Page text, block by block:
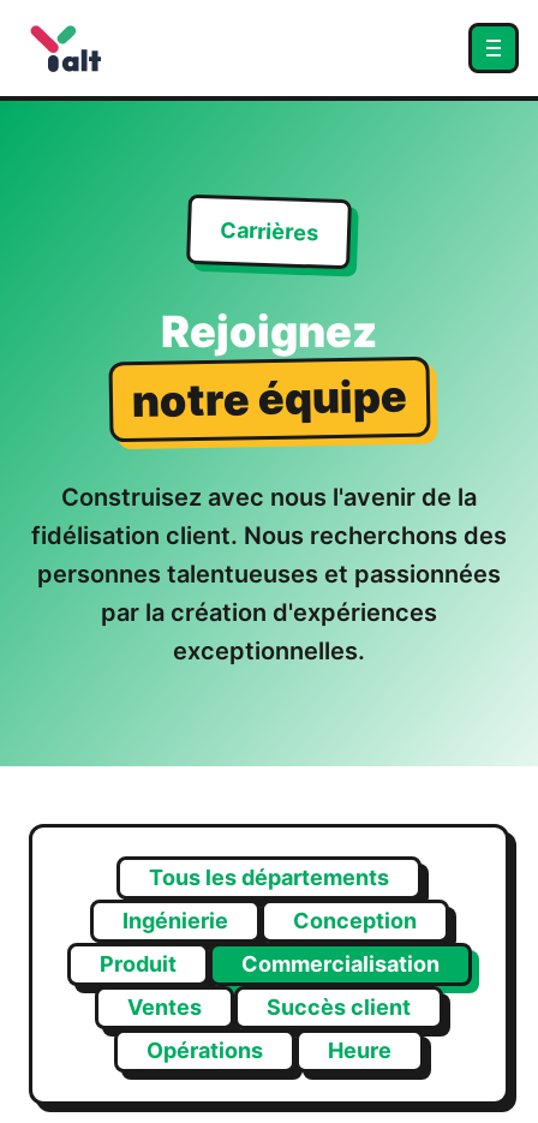
Carrières
Rejoignez
notre équipe
Construisez avec nous l'avenir de la
fidélisation client. Nous recherchons des
personnes talentueuses et passionnées
par la création d'expériences
exceptionnelles.
Tous les départements
Ingénierie
Conception
Produit
Commercialisation
Ventes
Succès client
Opérations
Heure